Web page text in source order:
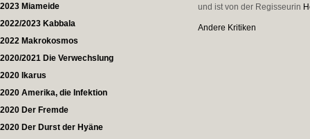
2023 Miameide
2022/2023 Kabbala
2022 Makrokosmos
2020/2021 Die Verwechslung
2020 Ikarus
2020 Amerika, die Infektion
2020 Der Fremde
2020 Der Durst der Hyäne
und ist von der Regisseurin
Andere Kritiken